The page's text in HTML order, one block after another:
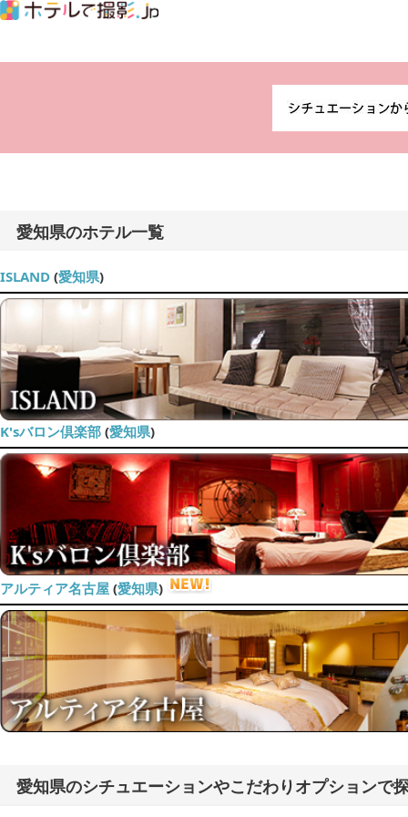
愛知県のホテル一覧
ISLAND (愛知県)
K'sバロン倶楽部 (愛知県)
アルティア名古屋 (愛知県)
愛知県のシチュエーションやこだわりオプションで